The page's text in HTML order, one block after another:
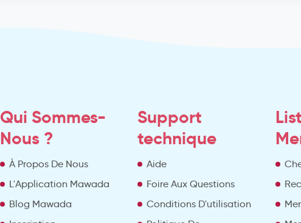
Qui Sommes-
Nous ?
À Propos De Nous
L'Application Mawada
Blog Mawada
Support
technique
Aide
Foire Aux Questions
Conditions D'utilisation